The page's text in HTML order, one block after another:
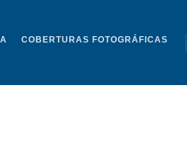
COBERTURAS FOTOGRÁFICAS
2016 024